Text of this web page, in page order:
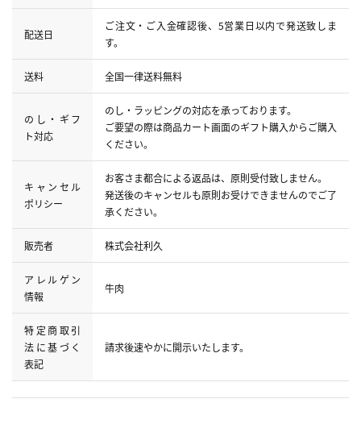
配送日
ご注文・ご入金確認後、5営業日以内で発送致しま
す。
送料 全国一律送料無料
のし・ギフ
ト対応
のし・ラッピングの対応を承っております。
ご要望の際は商品カート画面のギフト購入からご購入
ください。
キャンセル
ポリシー
お客さま都合による返品は、原則受付致しません。
発送後のキャンセルも原則お受けできませんのでご了
承ください。
販売者 株式会社利久
アレルゲン
情報
牛肉
特定商取引
法に基づく
表記
請求後速やかに開示いたします。